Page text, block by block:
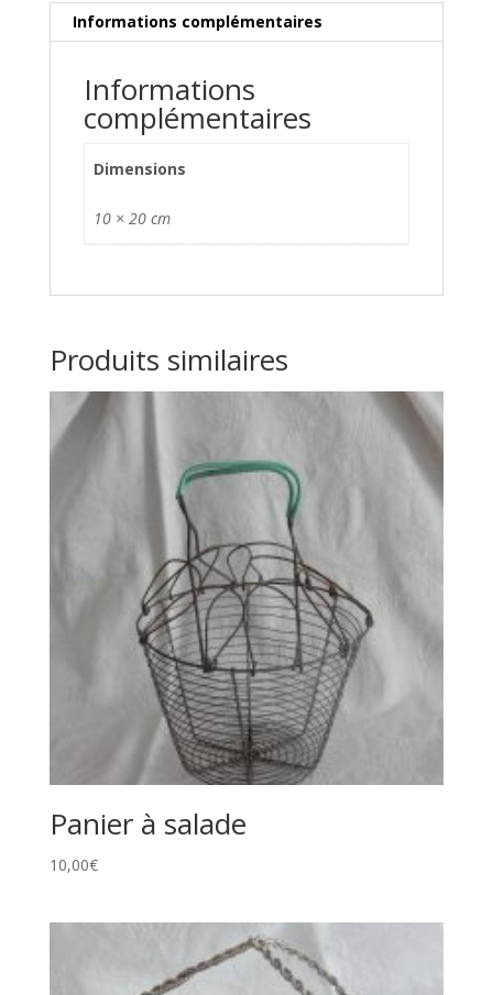
Informations complémentaires
Informations
complémentaires
Dimensions
10 × 20 cm
Produits similaires
Panier à salade
10,00€